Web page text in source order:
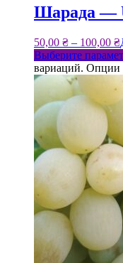
Шарада —
50,00 ₴ – 100,00 ₴
Выберите
вариаций. Опции